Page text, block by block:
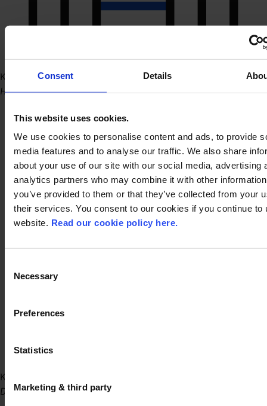
Consent Details
This website uses cookies.
We use cookies to personalise content and ads, to provide
media features and to analyse our traffic. We also share
about your use of our site with our social media, advertising
analytics partners who may combine it with other
you’ve provided to them or that they’ve collected from your
their services. You consent to our cookies if you continue to
website. Read our cookie policy here.
Selection
Necessary
Preferences
Statistics
Marketing & third party
Kantoor Hasselt (HQ)
Herkenrodesingel 8B 2.01 3500 Hasselt
Kantoor Gent
Dublinstraat 31/010 9000 Gent